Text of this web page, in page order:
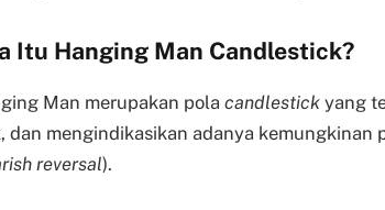
Itu Hanging Man Candlestick?
Man merupakan pola candlestick yang
dan mengindikasikan adanya kemungkinan
reversal).